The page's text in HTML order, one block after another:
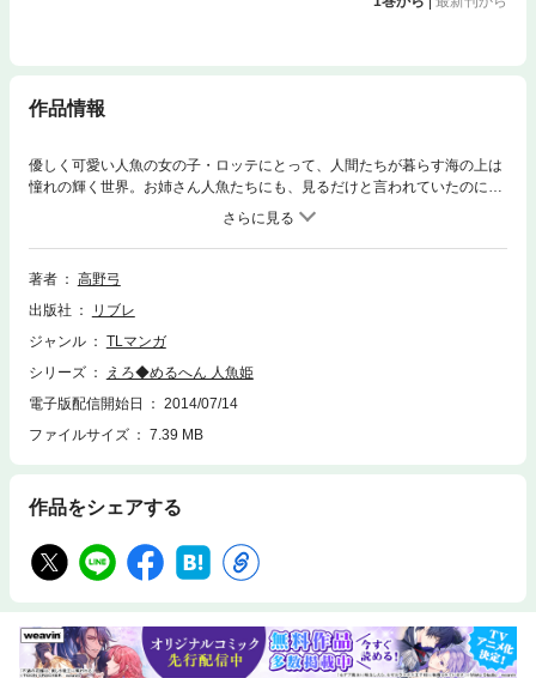
作品情報
優しく可愛い人魚の女の子・ロッテにとって、人間たちが暮らす海の上は
憧れの輝く世界。お姉さん人魚たちにも、見るだけと言われていたのに、
ある嵐の夜、瀕死の王子・アベルを助けてしまう。人間に恋した人魚姫
は、黒い悪魔Jの助けで脚を手に入れたけれど、声も失い、淫らな「精
気」を摂(と)らないと死んでしまうカラダに!?「もっと…もっとくださ
い…ッ」。募る王子への想いもいつか、脚を押し広げ激しく侵される快楽
つらぬく愛とおぼれる肉欲。アナタの心に打ち寄せる純愛マリン・ロマネ
スク!!
著者
高野弓
出版社
リブレ
ジャンル
TLマンガ
シリーズ
えろ◆めるへん 人魚姫
電子版配信開始日
2014/07/14
ファイルサイズ
7.39 MB
作品をシェアする